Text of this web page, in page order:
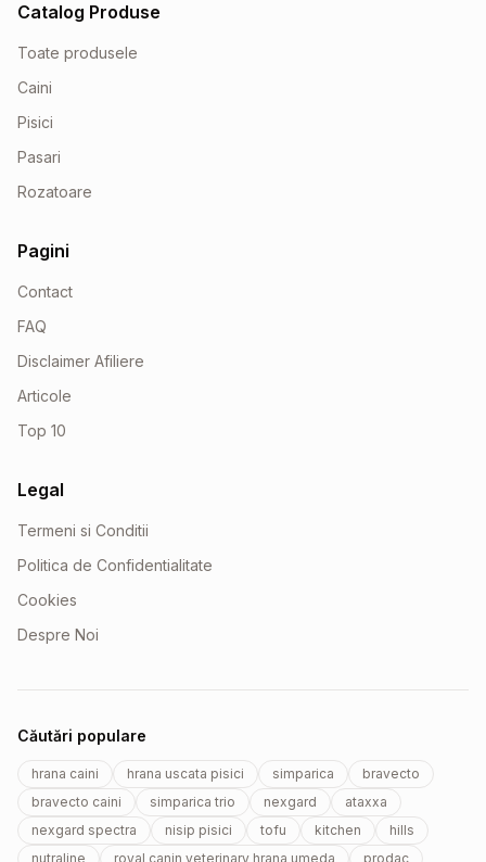
Catalog Produse
Toate produsele
Caini
Pisici
Pasari
Rozatoare
Pagini
Contact
FAQ
Disclaimer Afiliere
Articole
Top 10
Legal
Termeni si Conditii
Politica de Confidentialitate
Cookies
Despre Noi
Căutări populare
hrana caini hrana uscata pisici simparica
bravecto
bravecto caini
simparica trio nexgard
ataxxa
nexgard spectra
nisip pisici tofu kitchen
hills
nutraline
royal canin veterinary hrana umeda prodac